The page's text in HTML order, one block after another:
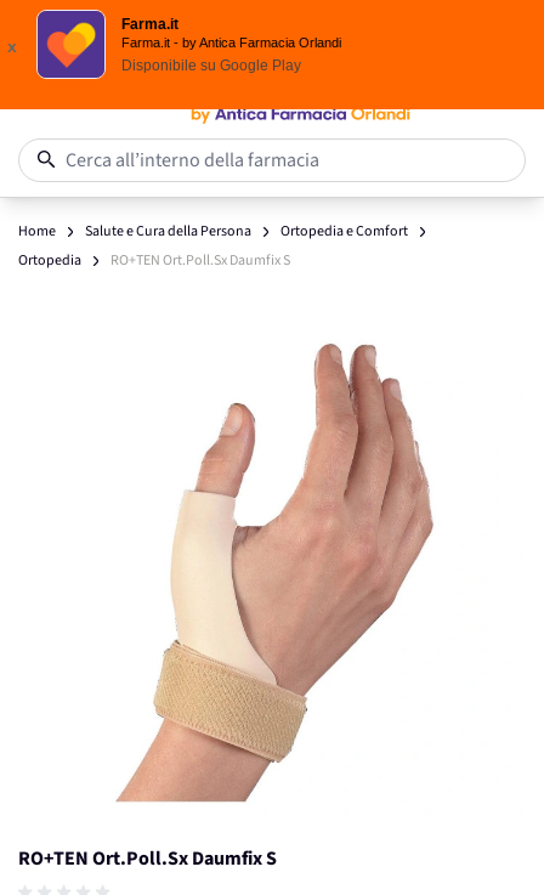
x
Farma.it
Farma.it - by Antica Farmacia Orlandi
Disponibile su Google Play
Salta al contenuto
Cerca all’interno della farmacia
Home Salute e Cura della Persona
Ortopedia e Comfort
Ortopedia
RO+TEN Ort.Poll.Sx Daumfix S
RO+TEN Ort.Poll.Sx Daumfix S